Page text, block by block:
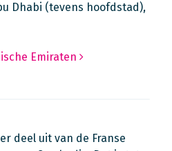
Dhabi (tevens hoofdstad),
Emiraten
deel uit van de Franse